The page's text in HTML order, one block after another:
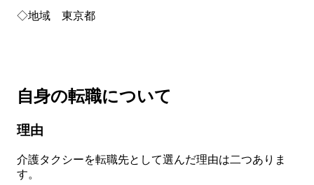
◇地域 東京都
自身の転職について
理由
介護タクシーを転職先として選んだ理由は二つありま
す。